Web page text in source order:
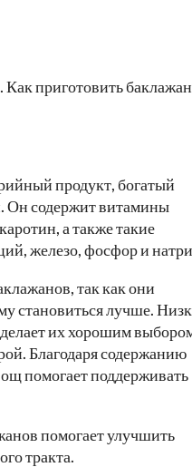
продукт, богатый
Он содержит витамины
а также такие
железо, фосфор и
так как они
становиться лучше.
их хорошим
Благодаря содержанию
помогает поддерживать
помогает улучшить
тракта.